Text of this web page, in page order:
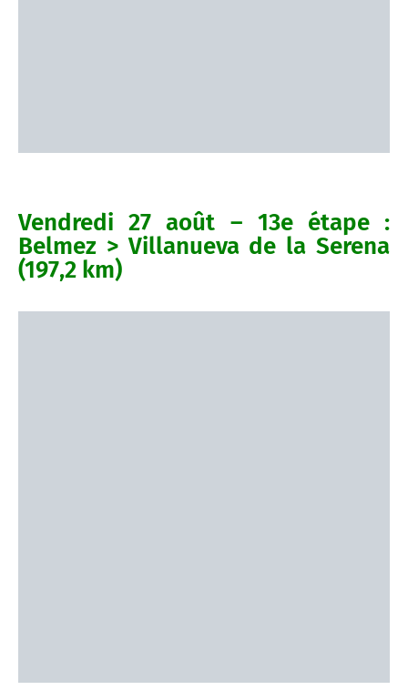
Vendredi 27 août – 13e étape :
Belmez > Villanueva de la Serena
(197,2 km)